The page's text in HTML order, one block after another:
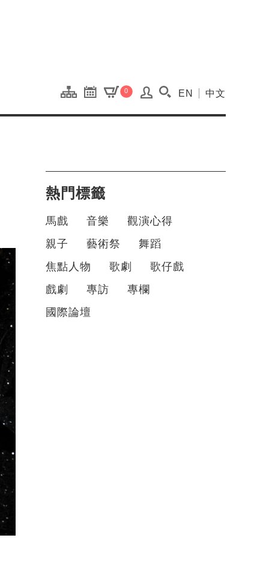
心 National
0 搜尋(開啟搜尋視窗)
EN 中文
熱門標籤
馬戲 音樂
觀演心得
親子
藝術祭
舞蹈
焦點人物
歌劇
歌仔戲
戲劇
專訪
專欄
國際論壇